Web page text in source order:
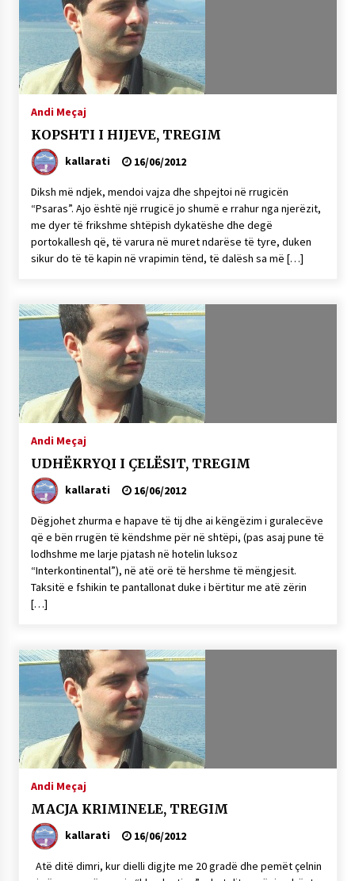
Andi Meçaj
KOPSHTI I HIJEVE, TREGIM
kallarati 16/06/2012
Diksh më ndjek, mendoi vajza dhe shpejtoi në rrugicën
“Psaras”. Ajo është një rrugicë jo shumë e rrahur nga njerëzit,
me dyer të frikshme shtëpish dykatëshe dhe degë
portokallesh që, të varura në muret ndarëse të tyre, duken
sikur do të të kapin në vrapimin tënd, të dalësh sa më […]
Andi Meçaj
UDHËKRYQI I ÇELËSIT, TREGIM
kallarati 16/06/2012
Dëgjohet zhurma e hapave të tij dhe ai këngëzim i guralecëve
që e bën rrugën të këndshme për në shtëpi, (pas asaj pune të
lodhshme me larje pjatash në hotelin luksoz
“Interkontinental”), në atë orë të hershme të mëngjesit.
Taksitë e fshikin te pantallonat duke i bërtitur me atë zërin
[…]
Andi Meçaj
MACJA KRIMINELE, TREGIM
kallarati 16/06/2012
Atë ditë dimri, kur dielli digjte me 20 gradë dhe pemët çelnin